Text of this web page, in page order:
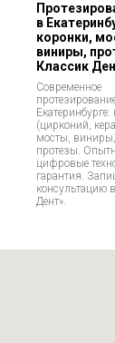
в
коронки,
виниры,
Классик
Современное
Екатеринбурге:
(цирконий,
мосты,
протезы.
цифровые
гарантия.
консультацию
Дент».